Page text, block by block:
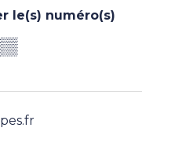
le(s) numéro(s)